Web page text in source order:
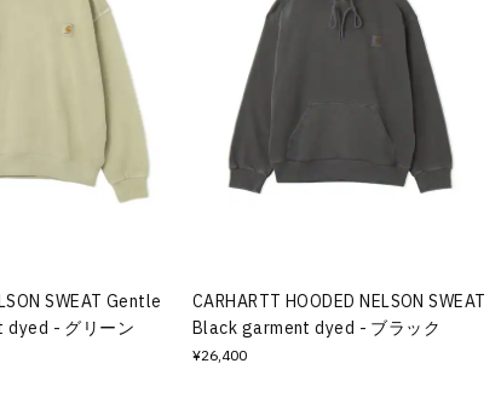
SWEAT Gentle
dyed - グリーン
CARHARTT HOODED NELSON SWEAT
Black garment dyed - ブラック
¥26,400